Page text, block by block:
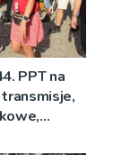
PPT na
transmisje,